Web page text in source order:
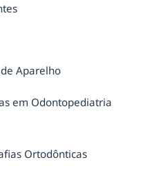
Aparelho
em Odontopediatria
Ortodônticas